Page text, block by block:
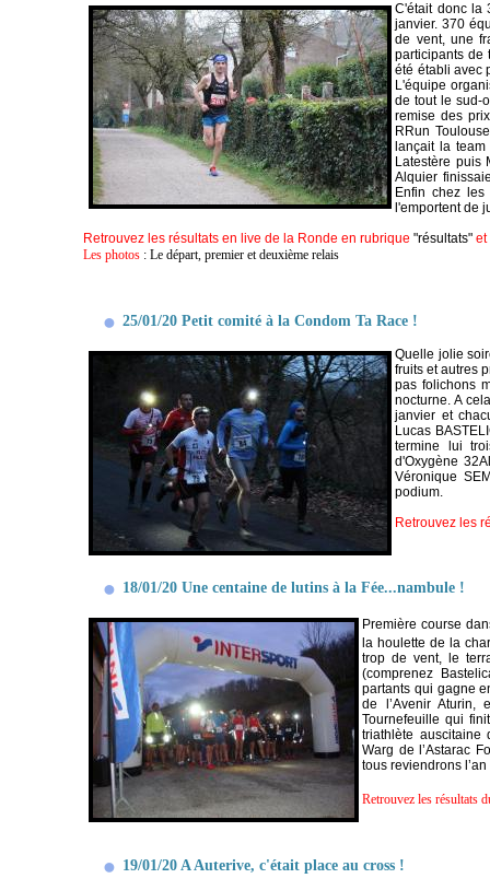
C'était donc la
janvier. 370
de vent, une
participants de
été établi avec
L'équipe
de tout le sud-
remise des
RRun
lançait la
Latestère puis
Alquier
Enfin chez
l'emportent de
Retrouvez les résultats en live de la Ronde en rubrique "résultats"
Les photos :Le départ, premier et deuxième relais
25/01/20 Petit comité à la Condom Ta Race !
Quelle jolie
fruits et autres
pas folichons
nocturne. A
janvier et
Lucas
termine lui
d'Oxygène
Véronique
podium.
Retrouvez les
18/01/20 Une centaine de lutins à la Fée...nambule !
Première course
la houlette de la
trop de vent, le
(comprenez
partants qui gagne
de l’Avenir Aturin,
Tournefeuille qui
triathlète auscitaine
Warg de l’Astarac
tous reviendrons
Retrouvez les résultats
19/01/20 A Auterive, c'était place au cross !